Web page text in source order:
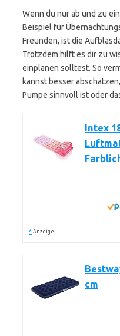
Wenn du nur ab und zu
Beispiel für
Freunden, ist die
Trotzdem hilft es dir zu
einplanen solltest. So
kannst besser
Pumpe sinnvoll ist oder
Intex
* Anzeige
cm